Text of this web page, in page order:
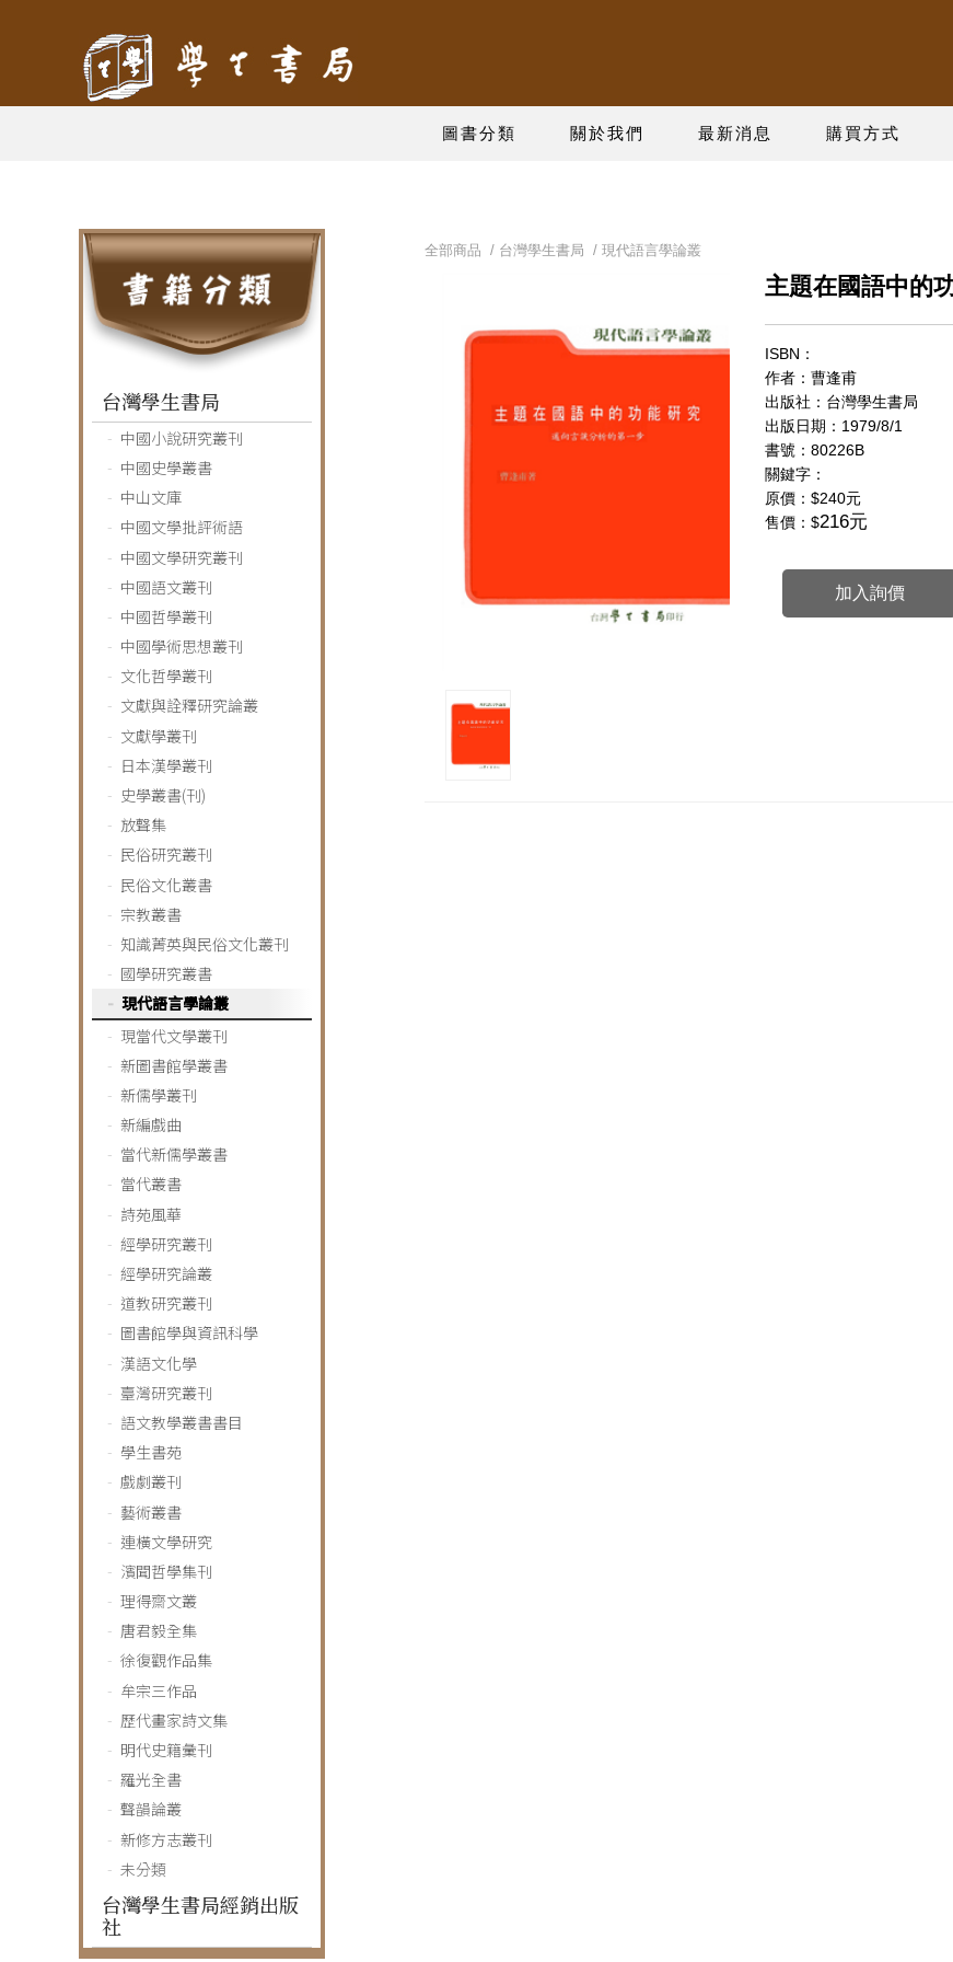
圖書分類 關於我們 最新消息 購買方式
台灣學生書局
中國小說研究叢刊
中國史學叢書
中山文庫
中國文學批評術語
中國文學研究叢刊
中國語文叢刊
中國哲學叢刊
中國學術思想叢刊
文化哲學叢刊
文獻與詮釋研究論叢
文獻學叢刊
日本漢學叢刊
史學叢書(刊)
放聲集
民俗研究叢刊
民俗文化叢書
宗教叢書
知識菁英與民俗文化叢刊
國學研究叢書
現代語言學論叢
現當代文學叢刊
新圖書館學叢書
新儒學叢刊
新編戲曲
當代新儒學叢書
當代叢書
詩苑風華
經學研究叢刊
經學研究論叢
道教研究叢刊
圖書館學與資訊科學
漢語文化學
臺灣研究叢刊
語文教學叢書書目
學生書苑
戲劇叢刊
藝術叢書
連橫文學研究
濱聞哲學集刊
理得齋文叢
唐君毅全集
徐復觀作品集
牟宗三作品
歷代畫家詩文集
明代史籍彙刊
羅光全書
聲韻論叢
新修方志叢刊
未分類
台灣學生書局經銷出版
社
全部商品 / 台灣學生書局 / 現代語言學論叢
主題在國語中的
ISBN：
作者：曹逢甫
出版社：台灣學生書局
出版日期：1979/8/1
書號：80226B
關鍵字：
原價： $240元
售價：$216元
加入詢價